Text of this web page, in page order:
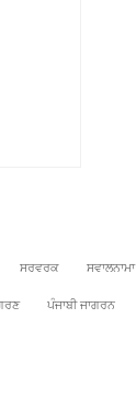
ਸਰਵਰਕ ਸਵਾਲਨਾਮਾ
ਪੰਜਾਬੀ ਜਾਗਰਨ